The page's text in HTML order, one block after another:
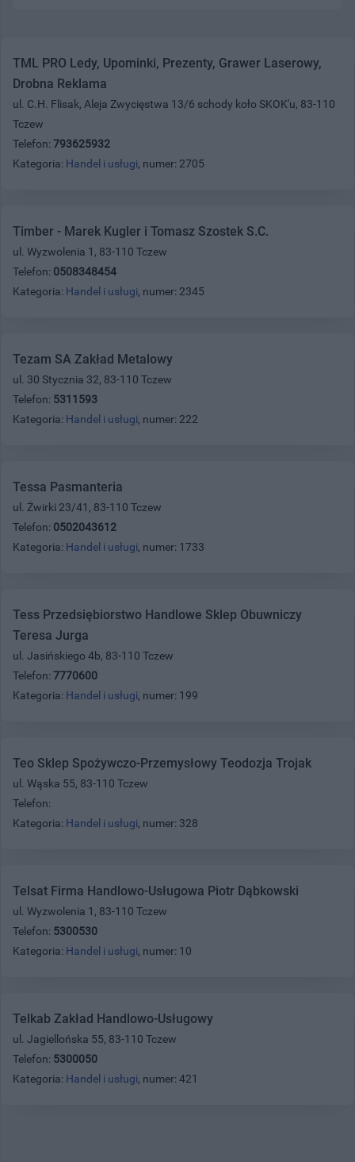
TML PRO Ledy, Upominki, Prezenty, Grawer Laserowy,
Drobna Reklama
ul. C.H. Flisak, Aleja Zwycięstwa 13/6 schody koło SKOK'u, 83-110
Tczew
Telefon: 793625932
Kategoria: Handel i usługi, numer: 2705
Timber - Marek Kugler i Tomasz Szostek S.C.
ul. Wyzwolenia 1, 83-110 Tczew
Telefon: 0508348454
Kategoria: Handel i usługi, numer: 2345
Tezam SA Zakład Metalowy
ul. 30 Stycznia 32, 83-110 Tczew
Telefon: 5311593
Kategoria: Handel i usługi, numer: 222
Tessa Pasmanteria
ul. Żwirki 23/41, 83-110 Tczew
Telefon: 0502043612
Kategoria: Handel i usługi, numer: 1733
Tess Przedsiębiorstwo Handlowe Sklep Obuwniczy
Teresa Jurga
ul. Jasińskiego 4b, 83-110 Tczew
Telefon: 7770600
Kategoria: Handel i usługi, numer: 199
Teo Sklep Spożywczo-Przemysłowy Teodozja Trojak
ul. Wąska 55, 83-110 Tczew
Telefon:
Kategoria: Handel i usługi, numer: 328
Telsat Firma Handlowo-Usługowa Piotr Dąbkowski
ul. Wyzwolenia 1, 83-110 Tczew
Telefon: 5300530
Kategoria: Handel i usługi, numer: 10
Telkab Zakład Handlowo-Usługowy
ul. Jagiellońska 55, 83-110 Tczew
Telefon: 5300050
Kategoria: Handel i usługi, numer: 421